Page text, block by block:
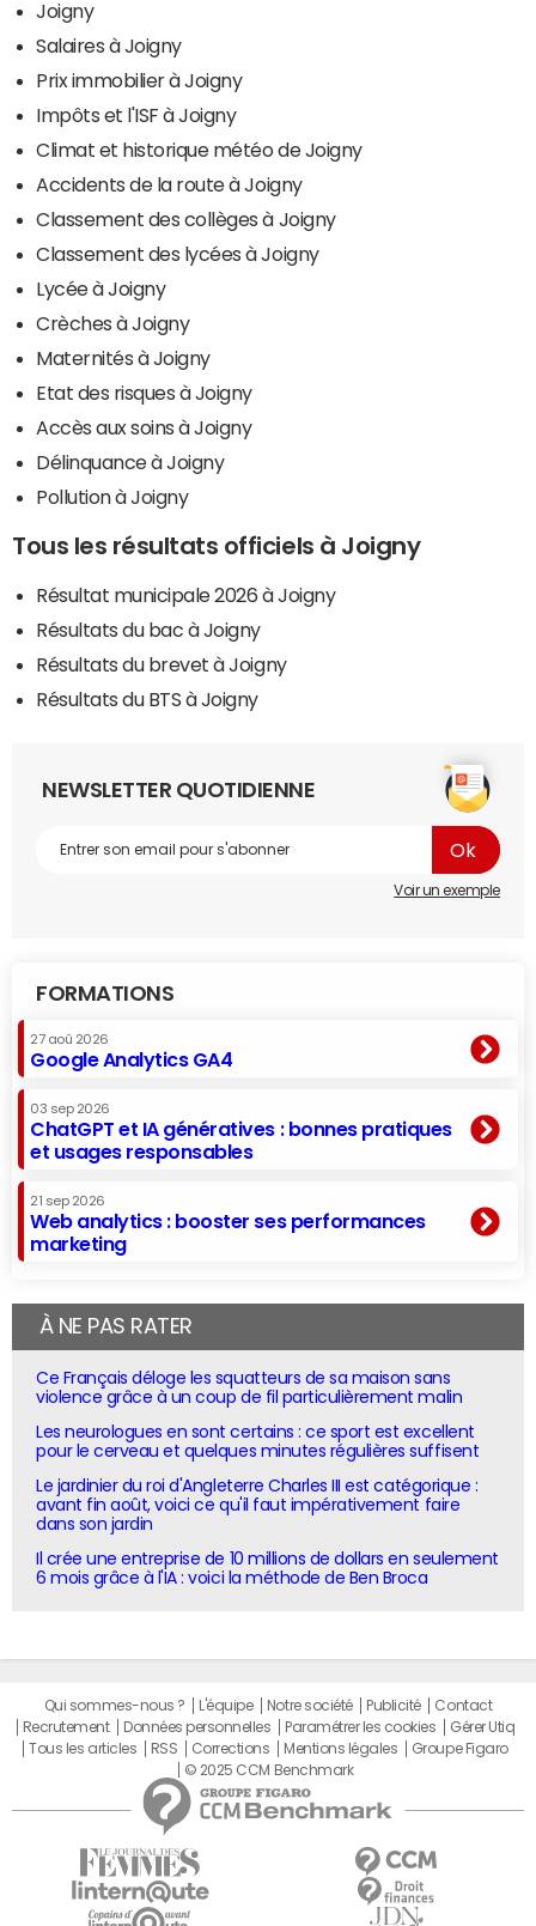
Joigny
Salaires à Joigny
Prix immobilier à Joigny
Impôts et l'ISF à Joigny
Climat et historique météo de Joigny
Accidents de la route à Joigny
Classement des collèges à Joigny
Classement des lycées à Joigny
Lycée à Joigny
Crèches à Joigny
Maternités à Joigny
Etat des risques à Joigny
Accès aux soins à Joigny
Délinquance à Joigny
Pollution à Joigny
Tous les résultats officiels à Joigny
Résultat municipale 2026 à Joigny
Résultats du bac à Joigny
Résultats du brevet à Joigny
Résultats du BTS à Joigny
NEWSLETTER QUOTIDIENNE
Voir un exemple
FORMATIONS
27 aoû 2026
Google Analytics GA4
03 sep 2026
ChatGPT et IA génératives : bonnes pratiques
et usages responsables
21 sep 2026
Web analytics : booster ses performances
marketing
À NE PAS RATER
Ce Français déloge les squatteurs de sa maison sans
violence grâce à un coup de fil particulièrement malin
Les neurologues en sont certains : ce sport est excellent
pour le cerveau et quelques minutes régulières suffisent
Le jardinier du roi d'Angleterre Charles III est catégorique :
avant fin août, voici ce qu'il faut impérativement faire
dans son jardin
Il crée une entreprise de 10 millions de dollars en seulement
6 mois grâce à l'IA : voici la méthode de Ben Broca
Qui sommes-nous ? L'équipe Notre société Publicité
Contact
Recrutement
Données personnelles Paramétrer les cookies
Gérer Utiq
Tous les articles
RSS Corrections Mentions légales
Groupe Figaro
© 2025 CCM Benchmark